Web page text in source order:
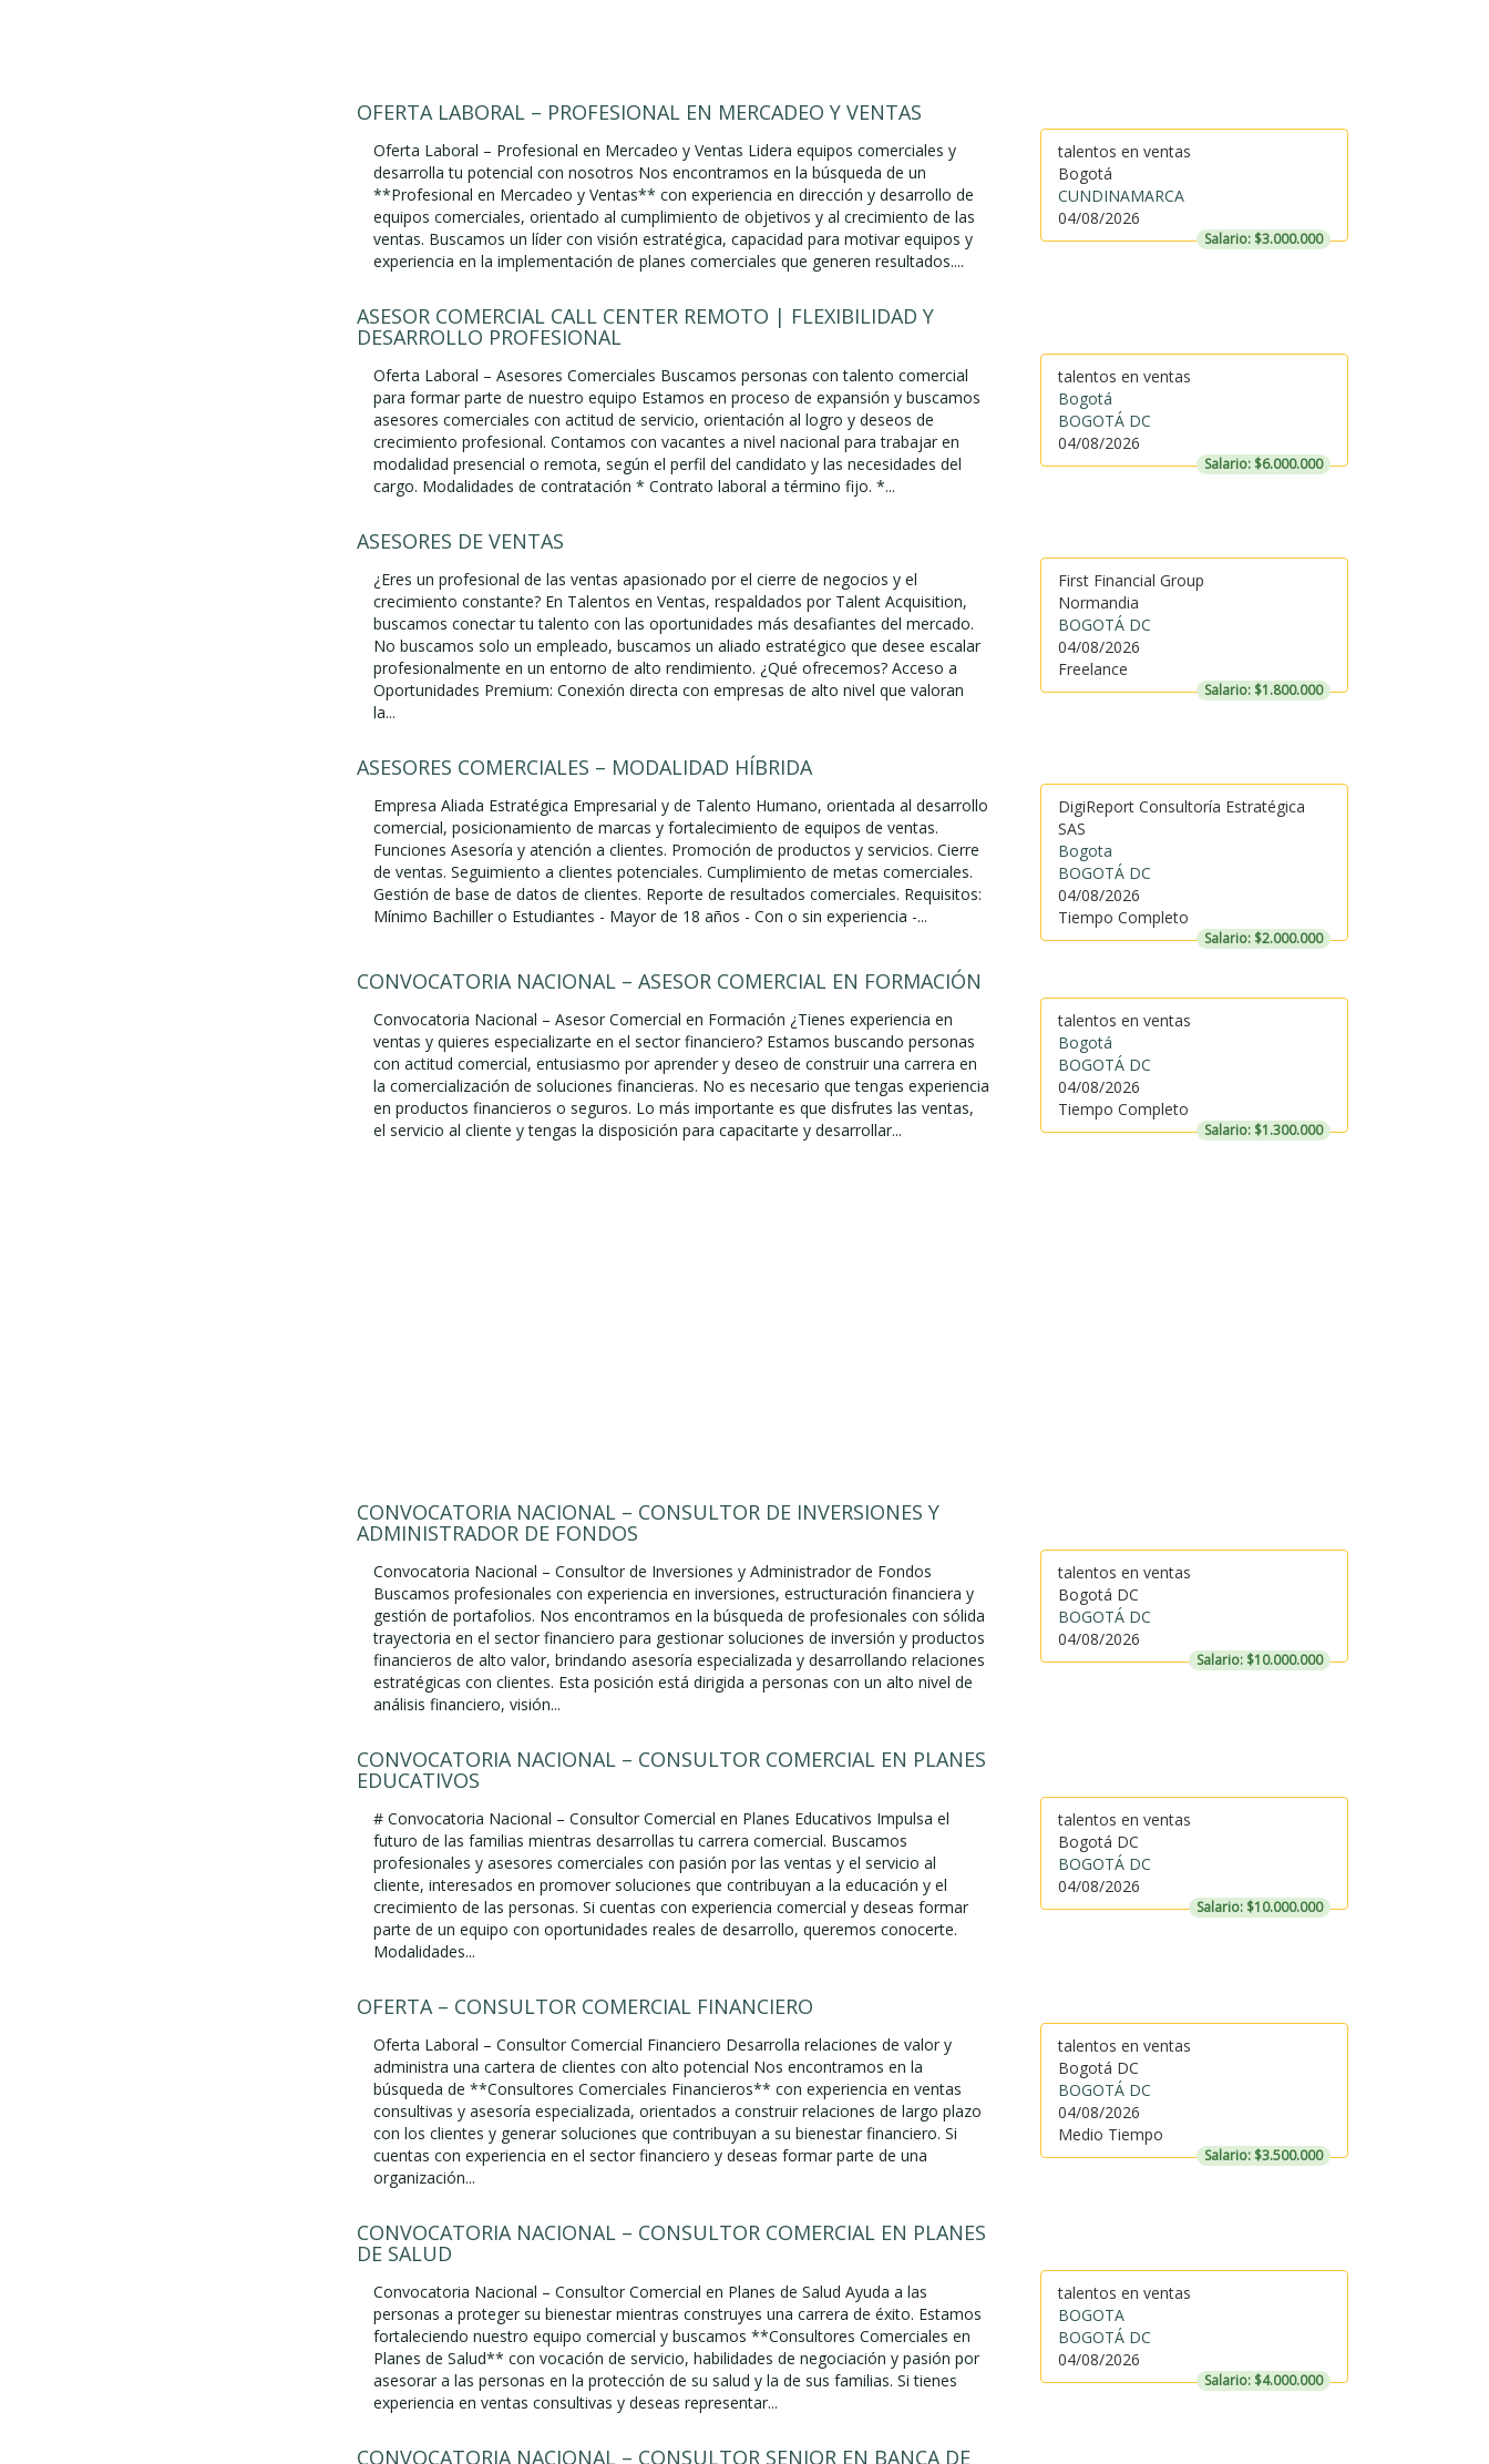
OFERTA LABORAL – PROFESIONAL EN MERCADEO Y VENTAS
Oferta Laboral – Profesional en Mercadeo y Ventas Lidera equipos comerciales y
desarrolla tu potencial con nosotros Nos encontramos en la búsqueda de un
**Profesional en Mercadeo y Ventas** con experiencia en dirección y desarrollo de
equipos comerciales, orientado al cumplimiento de objetivos y al crecimiento de las
ventas. Buscamos un líder con visión estratégica, capacidad para motivar equipos y
experiencia en la implementación de planes comerciales que generen resultados....
talentos en ventas
Bogotá
CUNDINAMARCA
04/08/2026
Salario: $3.000.000
ASESOR COMERCIAL CALL CENTER REMOTO | FLEXIBILIDAD Y
DESARROLLO PROFESIONAL
Oferta Laboral – Asesores Comerciales Buscamos personas con talento comercial
para formar parte de nuestro equipo Estamos en proceso de expansión y buscamos
asesores comerciales con actitud de servicio, orientación al logro y deseos de
crecimiento profesional. Contamos con vacantes a nivel nacional para trabajar en
modalidad presencial o remota, según el perfil del candidato y las necesidades del
cargo. Modalidades de contratación * Contrato laboral a término fijo. *...
talentos en ventas
Bogotá
BOGOTÁ DC
04/08/2026
Salario: $6.000.000
ASESORES DE VENTAS
¿Eres un profesional de las ventas apasionado por el cierre de negocios y el
crecimiento constante? En Talentos en Ventas, respaldados por Talent Acquisition,
buscamos conectar tu talento con las oportunidades más desafiantes del mercado.
No buscamos solo un empleado, buscamos un aliado estratégico que desee escalar
profesionalmente en un entorno de alto rendimiento. ¿Qué ofrecemos? Acceso a
Oportunidades Premium: Conexión directa con empresas de alto nivel que valoran
la...
First Financial Group
Normandia
BOGOTÁ DC
04/08/2026
Freelance
Salario: $1.800.000
ASESORES COMERCIALES – MODALIDAD HÍBRIDA
Empresa Aliada Estratégica Empresarial y de Talento Humano, orientada al desarrollo
comercial, posicionamiento de marcas y fortalecimiento de equipos de ventas.
Funciones Asesoría y atención a clientes. Promoción de productos y servicios. Cierre
de ventas. Seguimiento a clientes potenciales. Cumplimiento de metas comerciales.
Gestión de base de datos de clientes. Reporte de resultados comerciales. Requisitos:
Mínimo Bachiller o Estudiantes - Mayor de 18 años - Con o sin experiencia -...
DigiReport Consultoría Estratégica
SAS
Bogota
BOGOTÁ DC
04/08/2026
Tiempo Completo
Salario: $2.000.000
CONVOCATORIA NACIONAL – ASESOR COMERCIAL EN FORMACIÓN
Convocatoria Nacional – Asesor Comercial en Formación ¿Tienes experiencia en
ventas y quieres especializarte en el sector financiero? Estamos buscando personas
con actitud comercial, entusiasmo por aprender y deseo de construir una carrera en
la comercialización de soluciones financieras. No es necesario que tengas experiencia
en productos financieros o seguros. Lo más importante es que disfrutes las ventas,
el servicio al cliente y tengas la disposición para capacitarte y desarrollar...
talentos en ventas
Bogotá
BOGOTÁ DC
04/08/2026
Tiempo Completo
Salario: $1.300.000
CONVOCATORIA NACIONAL – CONSULTOR DE INVERSIONES Y
ADMINISTRADOR DE FONDOS
Convocatoria Nacional – Consultor de Inversiones y Administrador de Fondos
Buscamos profesionales con experiencia en inversiones, estructuración financiera y
gestión de portafolios. Nos encontramos en la búsqueda de profesionales con sólida
trayectoria en el sector financiero para gestionar soluciones de inversión y productos
financieros de alto valor, brindando asesoría especializada y desarrollando relaciones
estratégicas con clientes. Esta posición está dirigida a personas con un alto nivel de
análisis financiero, visión...
talentos en ventas
Bogotá DC
BOGOTÁ DC
04/08/2026
Salario: $10.000.000
CONVOCATORIA NACIONAL – CONSULTOR COMERCIAL EN PLANES
EDUCATIVOS
# Convocatoria Nacional – Consultor Comercial en Planes Educativos Impulsa el
futuro de las familias mientras desarrollas tu carrera comercial. Buscamos
profesionales y asesores comerciales con pasión por las ventas y el servicio al
cliente, interesados en promover soluciones que contribuyan a la educación y el
crecimiento de las personas. Si cuentas con experiencia comercial y deseas formar
parte de un equipo con oportunidades reales de desarrollo, queremos conocerte.
Modalidades...
talentos en ventas
Bogotá DC
BOGOTÁ DC
04/08/2026
Salario: $10.000.000
OFERTA – CONSULTOR COMERCIAL FINANCIERO
Oferta Laboral – Consultor Comercial Financiero Desarrolla relaciones de valor y
administra una cartera de clientes con alto potencial Nos encontramos en la
búsqueda de **Consultores Comerciales Financieros** con experiencia en ventas
consultivas y asesoría especializada, orientados a construir relaciones de largo plazo
con los clientes y generar soluciones que contribuyan a su bienestar financiero. Si
cuentas con experiencia en el sector financiero y deseas formar parte de una
organización...
talentos en ventas
Bogotá DC
BOGOTÁ DC
04/08/2026
Medio Tiempo
Salario: $3.500.000
CONVOCATORIA NACIONAL – CONSULTOR COMERCIAL EN PLANES
DE SALUD
Convocatoria Nacional – Consultor Comercial en Planes de Salud Ayuda a las
personas a proteger su bienestar mientras construyes una carrera de éxito. Estamos
fortaleciendo nuestro equipo comercial y buscamos **Consultores Comerciales en
Planes de Salud** con vocación de servicio, habilidades de negociación y pasión por
asesorar a las personas en la protección de su salud y la de sus familias. Si tienes
experiencia en ventas consultivas y deseas representar...
talentos en ventas
BOGOTA
BOGOTÁ DC
04/08/2026
Salario: $4.000.000
CONVOCATORIA NACIONAL – CONSULTOR SENIOR EN BANCA DE